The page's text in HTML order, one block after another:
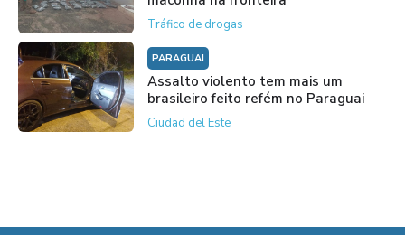
Tráfico de drogas
PARAGUAI
Assalto violento tem mais um
brasileiro feito refém no Paraguai
Ciudad del Este